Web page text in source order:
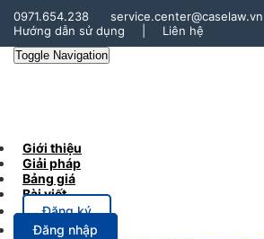
0971.654.238
service.center@caselaw.vn
Hướng dẫn sử dụng
Liên hệ
Toggle Navigation
Giới thiệu
Giải pháp
Bảng giá
Bài viết
Đăng ký
Đăng nhập